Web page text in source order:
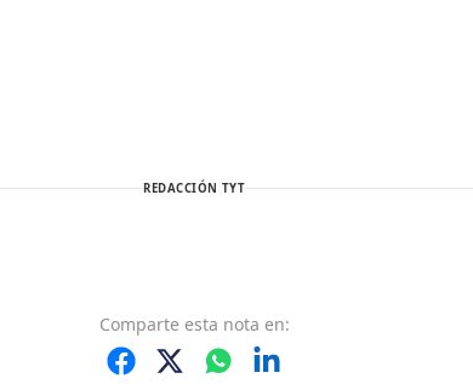
REDACCIÓN TYT
Comparte esta nota en: